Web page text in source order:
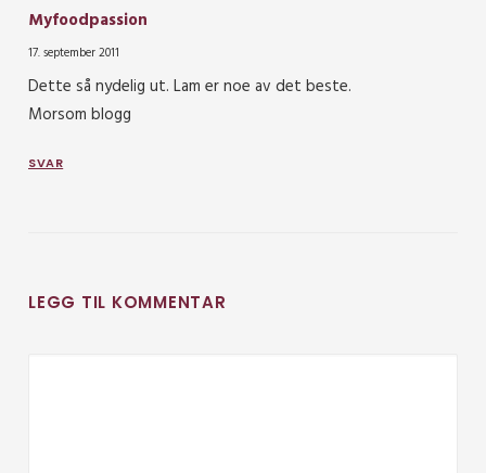
Myfoodpassion
17. september 2011
Dette så nydelig ut. Lam er noe av det beste.
Morsom blogg
SVAR
LEGG TIL KOMMENTAR